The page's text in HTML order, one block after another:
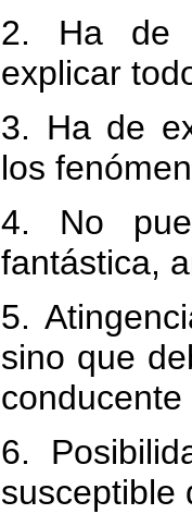
2. Ha de
explicar
3. Ha de
los
4. No
fantástica,
5.
sino que
6.
susceptible